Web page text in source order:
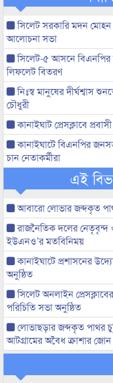
সিলেট সরকারি মদন
আলোচনা সভা
সিলেট-৫ আসনে বিএনপির
লিফলেট বিতরণ
নিঃস্ব মানুষের দীর্ঘশ্বাস
চৌধুরী
কানাইঘাট প্রেসক্লাবে
কানাইঘাটে বিএনপির
চান নেতাকর্মীরা
এই
আবারো লোভার জব্দকৃত
রাজনৈতিক দলের নেতৃবৃন্দ
ইউএনও’র মতবিনিময়
কানাইঘাটে প্রশাসনের
অনুষ্ঠিত
সিলেট অনলাইন
পরিচিতি সভা অনুষ্ঠিত
লোভাছড়ার জব্দকৃত পাথর
আটগ্রামের অবৈধ ক্রাশার জোন